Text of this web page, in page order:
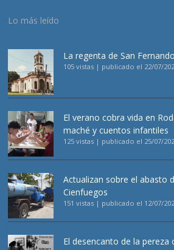
Lo más leído
La regenta de San
105 vistas | publicado el 22/07/
El verano cobra vida en
maché y cuentos infantiles
125 vistas | publicado el 25/07/
Actualizan sobre el abasto
Cienfuegos
151 vistas | publicado el 12/07/
El desencanto de la pereza